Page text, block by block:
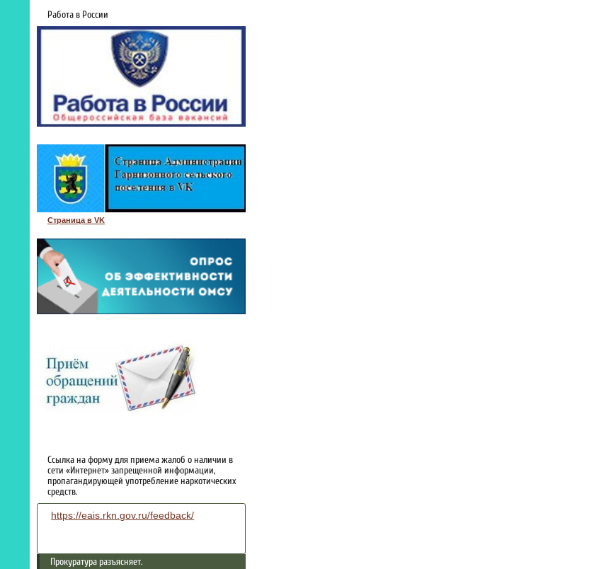
Работа в России
Страница в VK
Ссылка на форму для приема жалоб о наличии в
сети «Интернет» запрещенной информации,
пропагандирующей употребление наркотических
средств.
https://eais.rkn.gov.ru/feedback/
Прокуратура разъясняет.